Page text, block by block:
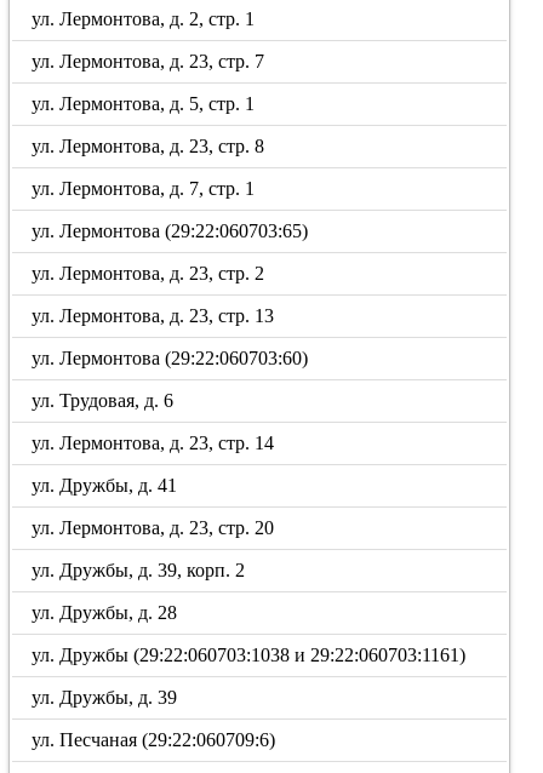
ул. Лермонтова, д. 2, стр. 1
ул. Лермонтова, д. 23, стр. 7
ул. Лермонтова, д. 5, стр. 1
ул. Лермонтова, д. 23, стр. 8
ул. Лермонтова, д. 7, стр. 1
ул. Лермонтова (29:22:060703:65)
ул. Лермонтова, д. 23, стр. 2
ул. Лермонтова, д. 23, стр. 13
ул. Лермонтова (29:22:060703:60)
ул. Трудовая, д. 6
ул. Лермонтова, д. 23, стр. 14
ул. Дружбы, д. 41
ул. Лермонтова, д. 23, стр. 20
ул. Дружбы, д. 39, корп. 2
ул. Дружбы, д. 28
ул. Дружбы (29:22:060703:1038 и 29:22:060703:1161)
ул. Дружбы, д. 39
ул. Песчаная (29:22:060709:6)